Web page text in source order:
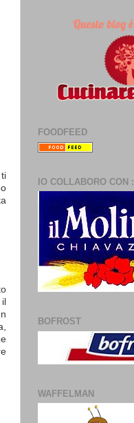
FOODFEED
IO COLLABORO CON :
BOFROST
WAFFELMAN